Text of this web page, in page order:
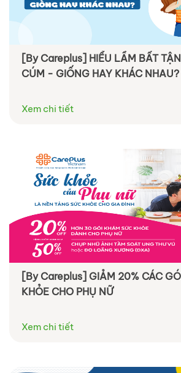
[By Careplus] HIỂU LẦM BẤT
CÚM - GIỐNG HAY KHÁC NHAU?
Xem chi tiết
[By Careplus] GIẢM 20% CÁC
KHỎE CHO PHỤ NỮ
Xem chi tiết